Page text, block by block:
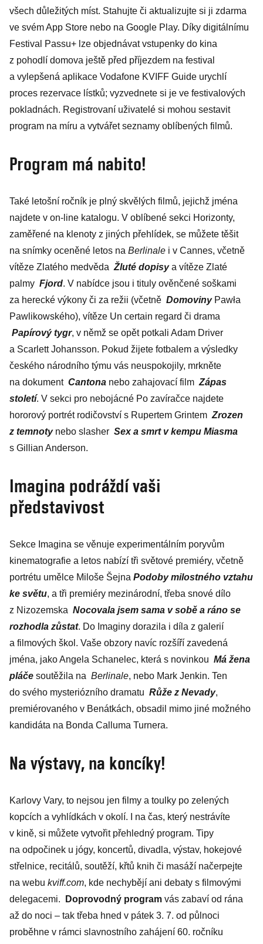
všech důležitých míst. Stahujte či aktualizujte si ji zdarma
ve svém App Store nebo na Google Play. Díky digitálnímu
Festival Passu+ lze objednávat vstupenky do kina
z pohodlí domova ještě před příjezdem na festival
a vylepšená aplikace Vodafone KVIFF Guide urychlí
proces rezervace lístků; vyzvednete si je ve festivalových
pokladnách. Registrovaní uživatelé si mohou sestavit
program na míru a vytvářet seznamy oblíbených filmů.
Program má nabito!
Také letošní ročník je plný skvělých filmů, jejichž jména
najdete v on-line katalogu. V oblíbené sekci Horizonty,
zaměřené na klenoty z jiných přehlídek, se můžete těšit
na snímky oceněné letos na Berlinale i v Cannes, včetně
vítěze Zlatého medvěda Žluté dopisya vítěze Zlaté
palmy Fjord. V nabídce jsou i tituly ověnčené soškami
za herecké výkony či za režii (včetně DomovinyPawła
Pawlikowského), vítěze Un certain regard či drama
Papírový tygr, v němž se opět potkali Adam Driver
a Scarlett Johansson. Pokud žijete fotbalem a výsledky
českého národního týmu vás neuspokojily, mrkněte
na dokument Cantona nebo zahajovací film Zápas
století. V sekci pro nebojácné Po zavíračce najdete
hororový portrét rodičovství s Rupertem Grintem Zrozen
z temnotynebo slasher Sex a smrt v kempu Miasma
s Gillian Anderson.
Imagina podráždí vaši
představivost
Sekce Imagina se věnuje experimentálním poryvům
kinematografie a letos nabízí tři světové premiéry, včetně
portrétu umělce Miloše Šejna Podoby milostného vztahu
ke světu, a tři premiéry mezinárodní, třeba snové dílo
z Nizozemska Nocovala jsem sama v sobě a ráno se
rozhodla zůstat. Do Imaginy dorazila i díla z galerií
a filmových škol. Vaše obzory navíc rozšíří zavedená
jména, jako Angela Schanelec, která s novinkou Má žena
pláče soutěžila na Berlinale, nebo Mark Jenkin. Ten
do svého mysteriózního dramatu Růže z Nevady,
premiérovaného v Benátkách, obsadil mimo jiné možného
kandidáta na Bonda Calluma Turnera.
Na výstavy, na koncíky!
Karlovy Vary, to nejsou jen filmy a toulky po zelených
kopcích a vyhlídkách v okolí. I na čas, který nestrávíte
v kině, si můžete vytvořit přehledný program. Tipy
na odpočinek u jógy, koncertů, divadla, výstav, hokejové
střelnice, recitálů, soutěží, křtů knih či masáží načerpejte
na webu kviff.com, kde nechybějí ani debaty s filmovými
delegacemi.
Doprovodný program vás zabaví od rána
až do noci – tak třeba hned v pátek 3. 7. od půlnoci
proběhne v rámci slavnostního zahájení 60. ročníku